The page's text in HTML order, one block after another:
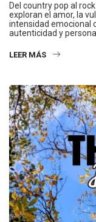
Del country pop al
exploran el amor, la
intensidad emocional
autenticidad y
LEER MÁS